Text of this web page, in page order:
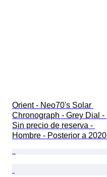
Orient - Neo70's Solar
Chronograph - Grey Dial -
Sin precio de reserva -
Hombre - Posterior a 2020